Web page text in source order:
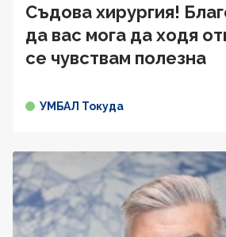
Съдова хирургия!
да вас мога да ходя
се чувствам полезна
УМБАЛ Токуда